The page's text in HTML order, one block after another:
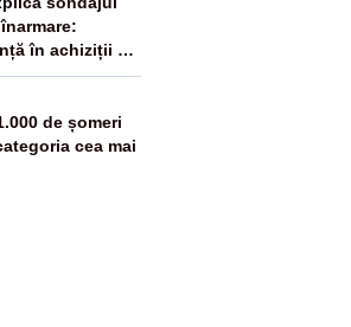
în achiziții și
externi
de șomeri
cea mai